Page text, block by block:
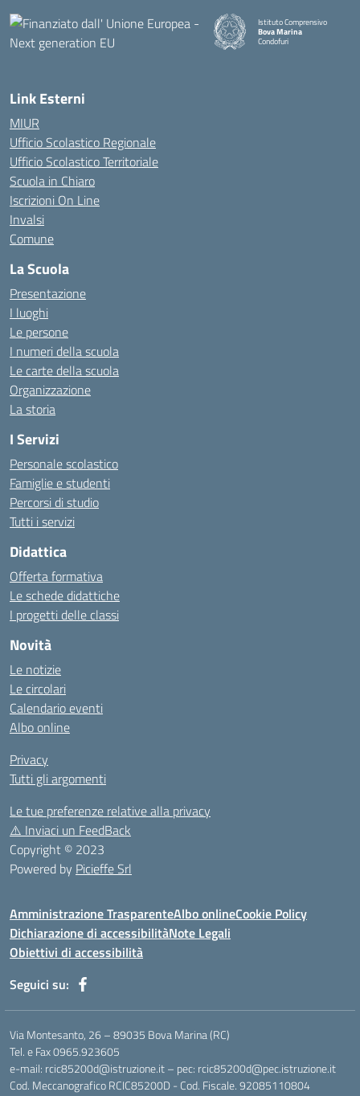
Istituto Comprensivo
Bova Marina
Condofuri
Link Esterni
MIUR
Ufficio Scolastico Regionale
Ufficio Scolastico Territoriale
Scuola in Chiaro
Iscrizioni On Line
Invalsi
Comune
La Scuola
Presentazione
I luoghi
Le persone
I numeri della scuola
Le carte della scuola
Organizzazione
La storia
I Servizi
Personale scolastico
Famiglie e studenti
Percorsi di studio
Tutti i servizi
Didattica
Offerta formativa
Le schede didattiche
I progetti delle classi
Novità
Le notizie
Le circolari
Calendario eventi
Albo online
Privacy
Tutti gli argomenti
Le tue preferenze relative alla privacy
⚠️ Inviaci un FeedBack
Copyright © 2023
Powered by Picieffe Srl
Amministrazione TrasparenteAlbo onlineCookie Policy
Dichiarazione di accessibilitàNote Legali
Obiettivi di accessibilità
Seguici su:
Via Montesanto, 26 – 89035 Bova Marina (RC)
Tel. e Fax 0965.923605
e-mail: rcic85200d@istruzione.it – pec: rcic85200d@pec.istruzione.it
Cod. Meccanografico RCIC85200D - Cod. Fiscale. 92085110804